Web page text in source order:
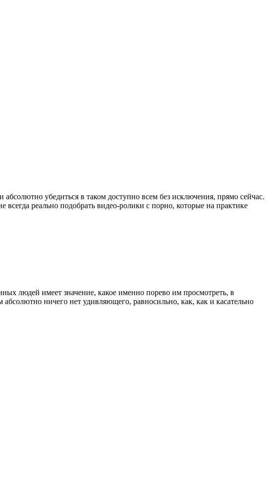
убедиться в таком доступно всем без исключения, прямо сейчас.
реально подобрать видео-ролики с порно, которые на практике
людей имеет значение, какое именно порево им просмотреть, в
ничего нет удивляющего, равносильно, как, как и касательно